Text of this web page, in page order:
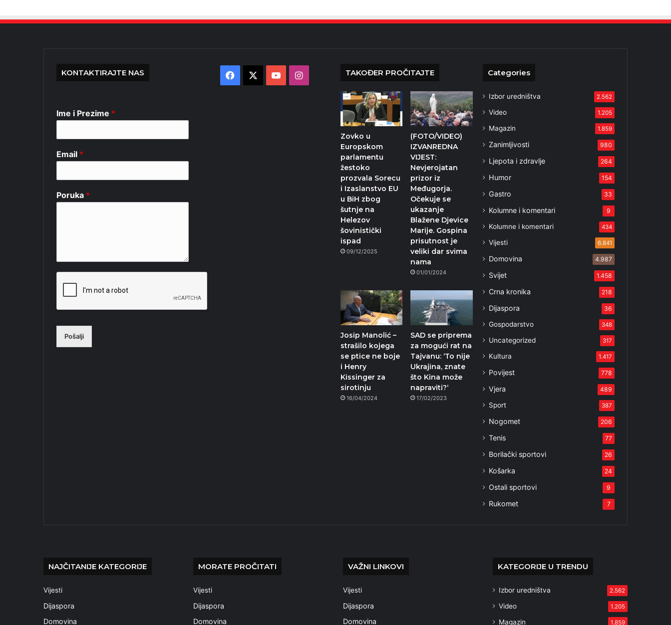
KONTAKTIRAJTE NAS
Ime i Prezime *
Email *
Poruka *
Pošalji
Facebook YouTubeInstagram TAKOĐER PROČITAJTE
Zovko u
Europskom
parlamentu
žestoko
prozvala Sorecu
i Izaslanstvo EU
u BiH zbog
šutnje na
Helezov
šovinistički
ispad
09/12/2025
(FOTO/VIDEO)
IZVANREDNA
VIJEST:
Nevjerojatan
prizor iz
Međugorja.
Očekuje se
ukazanje
Blažene Djevice
Marije. Gospina
prisutnost je
veliki dar svima
nama
01/01/2024
Josip Manolić –
strašilo kojega
se ptice ne boje
i Henry
Kissinger za
sirotinju
16/04/2024
SAD se priprema
za mogući rat na
Tajvanu: ‘To nije
Ukrajina, znate
što Kina može
napraviti?‘
17/02/2023
Categories
Izbor uredništva 2.562
Video 1.205
Magazin 1.859
Zanimljivosti 980
Ljepota i zdravlje 264
Humor 154
Gastro 33
Kolumne i komentari 9
Kolumne i komentari 434
Vijesti 6.841
Domovina 4.987
Svijet 1.458
Crna kronika 218
Dijaspora 36
Gospodarstvo 348
Uncategorized 317
Kultura 1.417
Povijest 778
Vjera 489
Sport 387
Nogomet 206
Tenis 77
Borilački sportovi 26
Košarka 24
Ostali sportovi 9
Rukomet 7
NAJČITANIJE KATEGORIJE
Vijesti
Dijaspora
Domovina
MORATE PROČITATI
Vijesti
Dijaspora
Domovina
VAŽNI LINKOVI
Vijesti
Dijaspora
Domovina
KATEGORIJE U TRENDU
Izbor uredništva 2.562
Video 1.205
Magazin 1.859